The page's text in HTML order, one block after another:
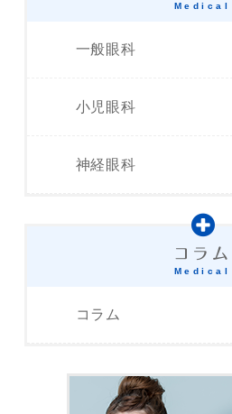
Medical
一般眼科
小児眼科
神経眼科
コラム
Medical
コラム